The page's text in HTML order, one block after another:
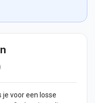
je voor een losse